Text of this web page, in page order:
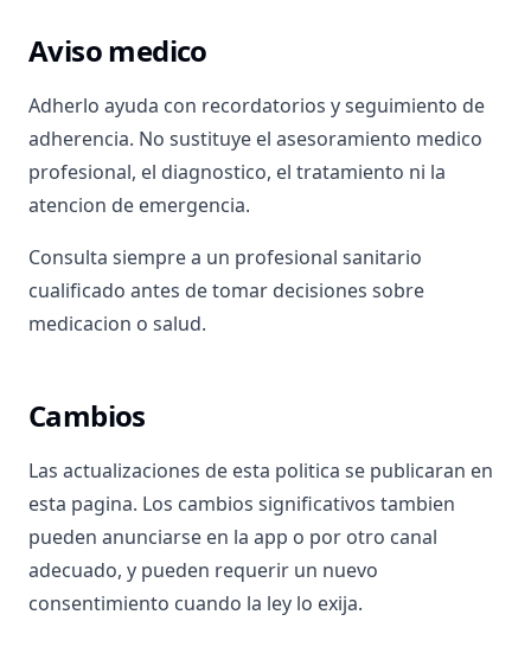
Aviso medico
Adherlo ayuda con recordatorios y seguimiento de
adherencia. No sustituye el asesoramiento medico
profesional, el diagnostico, el tratamiento ni la
atencion de emergencia.
Consulta siempre a un profesional sanitario
cualificado antes de tomar decisiones sobre
medicacion o salud.
Cambios
Las actualizaciones de esta politica se publicaran en
esta pagina. Los cambios significativos tambien
pueden anunciarse en la app o por otro canal
adecuado, y pueden requerir un nuevo
consentimiento cuando la ley lo exija.